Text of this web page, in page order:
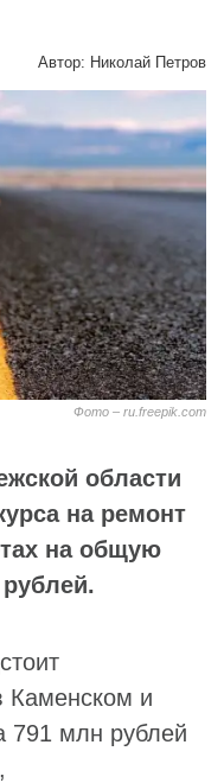
Автор: Николай Петров
Фото – ru.freepik.com
области
на ремонт
на общую
Каменском и
791 млн рублей